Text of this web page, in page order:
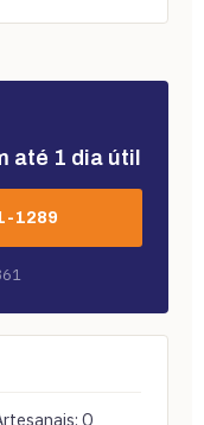
até 1 dia útil
1289
O